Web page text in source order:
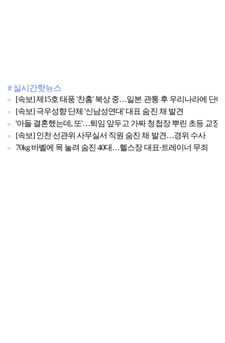
# 실시간핫뉴스
[속보] 제15호 태풍 '찬홈' 북상 중…일본 관통 후 우리나라에 단비
[속보] 극우성향 단체 '신남성연대' 대표 숨진 채 발견
'아들 결혼했는데, 또'…퇴임 앞두고 가짜 청첩장 뿌린 초등 교장
[속보] 인천 선관위 사무실서 직원 숨진 채 발견…경위 수사
70kg 바벨에 목 눌려 숨진 40대…헬스장 대표·트레이너 무죄